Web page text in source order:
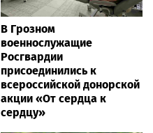
В Грозном
военнослужащие
Росгвардии
присоединились к
всероссийской донорской
акции «От сердца к
сердцу»